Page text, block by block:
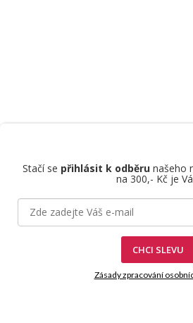
Stačí se přihlásit k odběrunašeho
na 300,- Kč je
CHCI SLEVU
Zásady zpracování